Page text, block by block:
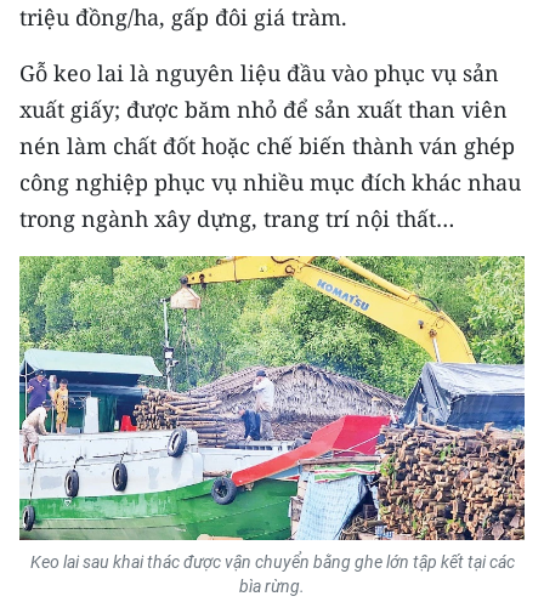
Media Xã hội
Media Pháp luật
Media Du lịch
Media Thế giới
Media Thể thao
Media Giáo dục
Media Y tế
Media Khoa học - Công nghệ
Media Môi trường
Ảnh
Infographic
triệu đồng/ha, gấp đôi giá tràm.
Gỗ keo lai là nguyên liệu đầu vào phục vụ sản
xuất giấy; được băm nhỏ để sản xuất than viên
nén làm chất đốt hoặc chế biến thành ván ghép
công nghiệp phục vụ nhiều mục đích khác nhau
trong ngành xây dựng, trang trí nội thất…
Keo lai sau khai thác được vận chuyển bằng ghe lớn tập kết tại các
bìa rừng.